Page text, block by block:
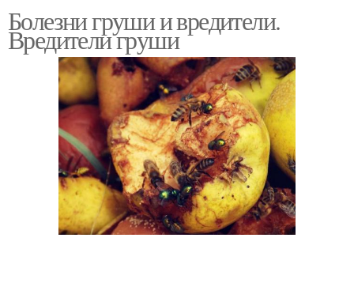
Болезни груши и вредители.
Вредители груши